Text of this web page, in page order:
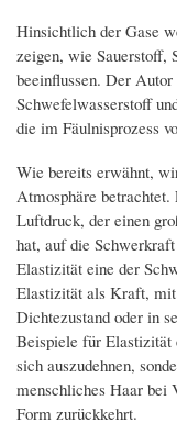
Hinsichtlich der Gase
zeigen, wie Sauerstoff,
beeinflussen. Der
Schwefelwasserstoff
die im Fäulnisprozess
Wie bereits erwähnt,
Atmosphäre
Luftdruck, der einen
hat, auf die
Elastizität eine der
Elastizität als Kraft,
Dichtezustand oder in
Beispiele für Elastizität
sich auszudehnen,
menschliches Haar bei
Form zurückkehrt.